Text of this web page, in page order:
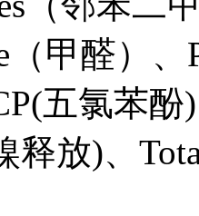
（甲醛）
五氯苯酚
释放)、